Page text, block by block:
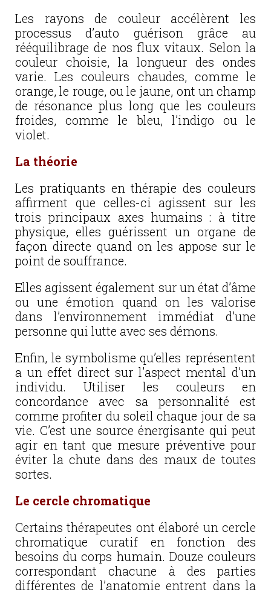
Les rayons de couleur accélèrent les
processus d’auto guérison grâce au
rééquilibrage de nos flux vitaux. Selon la
couleur choisie, la longueur des ondes
varie. Les couleurs chaudes, comme le
orange, le rouge, ou le jaune, ont un champ
de résonance plus long que les couleurs
froides, comme le bleu, l’indigo ou le
violet.
La théorie
Les pratiquants en thérapie des couleurs
affirment que celles-ci agissent sur les
trois principaux axes humains : à titre
physique, elles guérissent un organe de
façon directe quand on les appose sur le
point de souffrance.
Elles agissent également sur un état d’âme
ou une émotion quand on les valorise
dans l’environnement immédiat d’une
personne qui lutte avec ses démons.
Enfin, le symbolisme qu’elles représentent
a un effet direct sur l’aspect mental d’un
individu. Utiliser les couleurs en
concordance avec sa personnalité est
comme profiter du soleil chaque jour de sa
vie. C’est une source énergisante qui peut
agir en tant que mesure préventive pour
éviter la chute dans des maux de toutes
sortes.
Le cercle chromatique
Certains thérapeutes ont élaboré un cercle
chromatique curatif en fonction des
besoins du corps humain. Douze couleurs
correspondant chacune à des parties
différentes de l’anatomie entrent dans la